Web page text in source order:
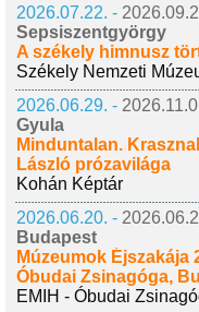
2026.07.22. -
Sepsiszentgyörgy
A székely himnusz
Székely Nemzeti
2026.06.29. -
Gyula
Minduntalan.
László prózavilága
Kohán Képtár
2026.06.20. -
Budapest
Múzeumok Éjszakája
Óbudai Zsinagóga,
EMIH - Óbudai